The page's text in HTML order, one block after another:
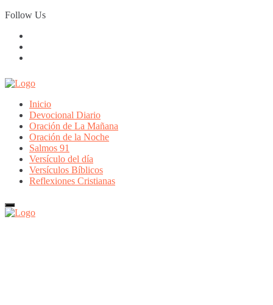
Skip
to
Follow Us
Inicio
Devocional Diario
Oración de La Mañana
Oración de la Noche
Salmos 91
Versículo del día
Versículos Bíblicos
Reflexiones Cristianas